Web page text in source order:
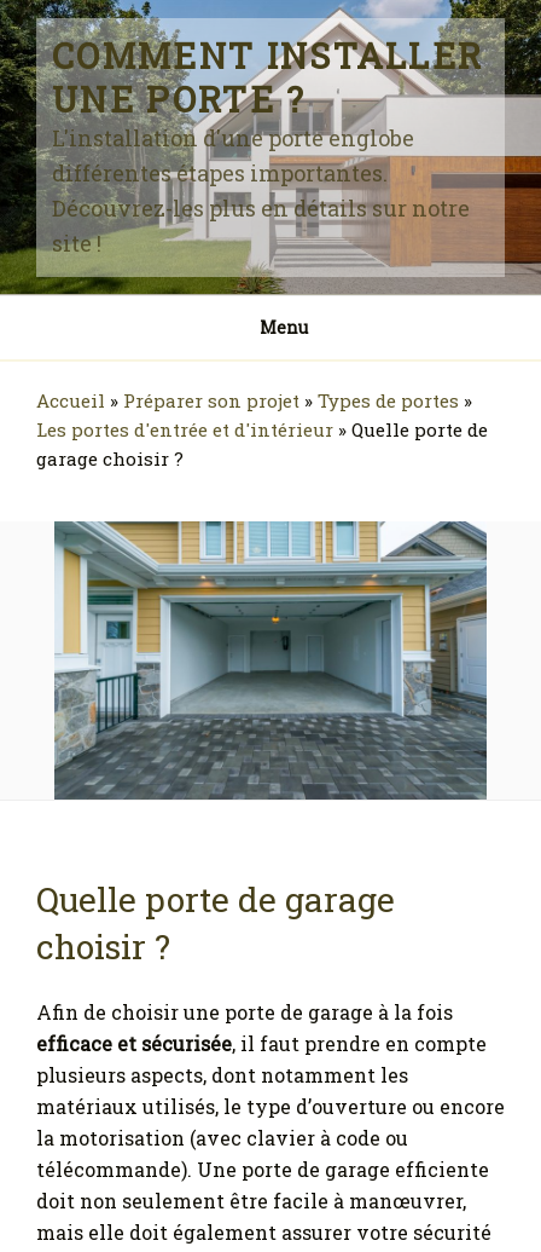
Skip
to
contentCOMMENT INSTALLER
UNE PORTE ?
L'installation d'une porte englobe
différentes étapes importantes.
Découvrez-les plus en détails sur notre
site !
Menu
Accueil » Préparer son projet » Types de portes »
Les portes d'entrée et d'intérieur » Quelle porte de
garage choisir ?
Quelle porte de garage
choisir ?
Afin de choisir une porte de garage à la fois
efficace et sécurisée, il faut prendre en compte
plusieurs aspects, dont notamment les
matériaux utilisés, le type d’ouverture ou encore
la motorisation (avec clavier à code ou
télécommande). Une porte de garage efficiente
doit non seulement être facile à manœuvrer,
mais elle doit également assurer votre sécurité